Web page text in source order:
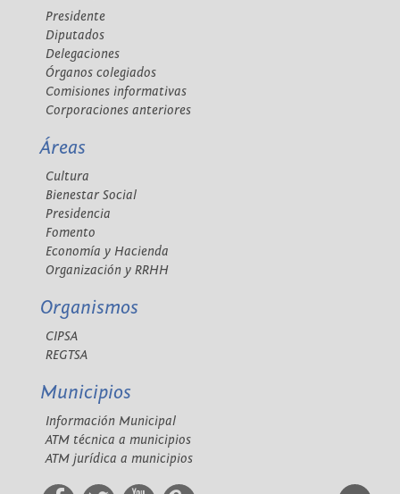
Presidente
Diputados
Delegaciones
Órganos colegiados
Comisiones informativas
Corporaciones anteriores
Áreas
Cultura
Bienestar Social
Presidencia
Fomento
Economía y Hacienda
Organización y RRHH
Organismos
CIPSA
REGTSA
Municipios
Información Municipal
ATM técnica a municipios
ATM jurídica a municipios